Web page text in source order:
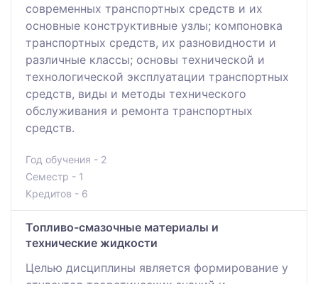
современных транспортных средств и их
основные конструктивные узлы; компоновка
транспортных средств, их разновидности и
различные классы; основы технической и
технологической эксплуатации транспортных
средств, виды и методы технического
обслуживания и ремонта транспортных
средств.
Год обучения - 2
Семестр - 1
Кредитов - 6
Топливо-смазочные материалы и
технические жидкости
Целью дисциплины является формирование у